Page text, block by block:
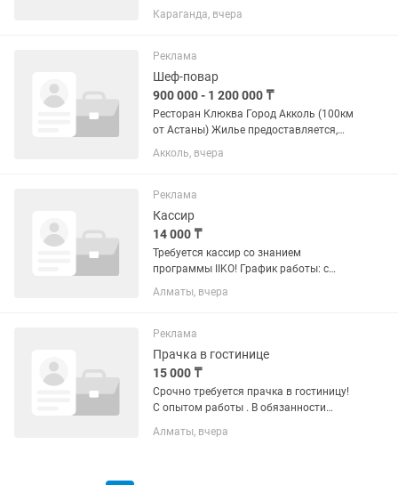
требуются работники, в обязанности
входит готовка напитков,
заготовок, собираем новую команду к
открытию....
Караганда, вчера
Реклама
Шеф-повар
900 000 - 1 200 000 ₸
Ресторан Клюква Город Акколь (100км
от Астаны) Жилье предоставляется,
одноместный номер в гостинице.
Зарплата раз в неделю Оплата за
11:00 до 23:30 Кухня...
Акколь, вчера
Реклама
Кассир
14 000 ₸
Требуется кассир со знанием
программы IIKO! График работы: с
09:30 до 00:00 Зарплата: • 14 000 тг за
знание программы IIKO •...
Алматы, вчера
Реклама
Прачка в гостинице
15 000 ₸
Срочно требуется прачка в гостиницу!
С опытом работы . В обязанности
белья . График работы 1 сутки через 2,
Алматы, вчера